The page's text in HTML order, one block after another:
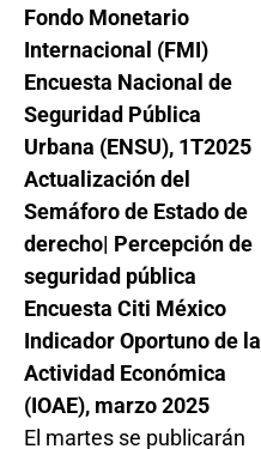
Fondo Monetario
Internacional (FMI)
Encuesta Nacional de
Seguridad Pública
Urbana (ENSU), 1T2025
Actualización del
Semáforo de Estado de
derecho| Percepción de
seguridad pública
Encuesta Citi México
Indicador Oportuno de la
Actividad Económica
(IOAE), marzo 2025
El martes se publicarán